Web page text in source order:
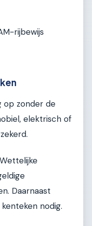
rijbewijs
op zonder de
elektrisch of
Daarnaast
nodig.